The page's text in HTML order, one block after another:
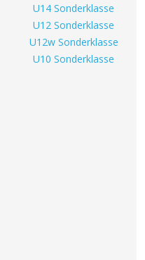
U14 Sonderklasse
U12 Sonderklasse
U12w Sonderklasse
U10 Sonderklasse